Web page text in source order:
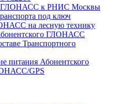
ГЛОНАСС к РНИС Москвы
под ключ
на лесную технику
ГЛОНАСС
Транспортного
питания Абонентского
GPS